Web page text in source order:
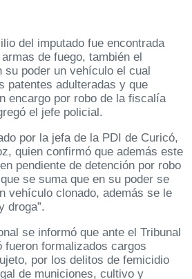
del imputado fue encontrada
de fuego, también el
su poder un vehículo el cual
patentes adulteradas y que
encargo por robo de la fiscalía
el jefe policial.
por la jefa de la PDI de Curicó,
quien confirmó que además este
pendiente de detención por robo
se suma que en su poder se
vehículo clonado, además se le
droga”.
se informó que ante el Tribunal
fueron formalizados cargos
por los delitos de femicidio
de municiones, cultivo y